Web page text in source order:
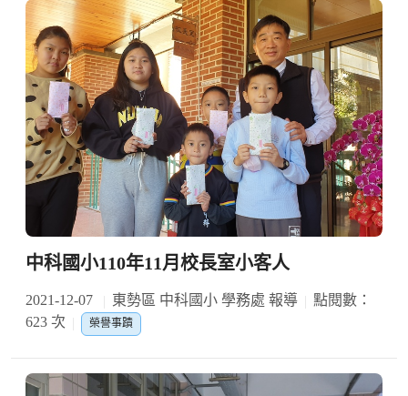
中科國小110年11月校長室小客人
2021-12-07 東勢區 中科國小 學務處 報導
點閱數：
623 次
榮譽事蹟